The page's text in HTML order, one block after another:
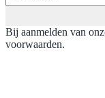
Bij aanmelden van
voorwaarden.